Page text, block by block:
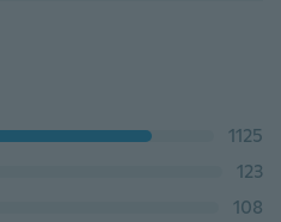
1125
123
108